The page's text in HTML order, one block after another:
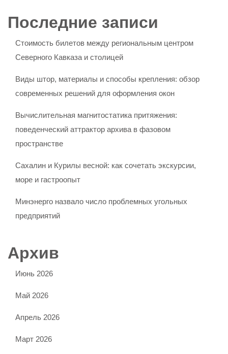
Последние записи
Стоимость билетов между региональным центром
Северного Кавказа и столицей
Виды штор, материалы и способы крепления: обзор
современных решений для оформления окон
Вычислительная магнитостатика притяжения:
поведенческий аттрактор архива в фазовом
пространстве
Сахалин и Курилы весной: как сочетать экскурсии,
море и гастроопыт
Минэнерго назвало число проблемных угольных
предприятий
Архив
Июнь 2026
Май 2026
Апрель 2026
Март 2026